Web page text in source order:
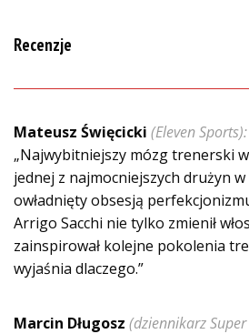
Recenzje
Mateusz Święcicki(Eleven Sports):
„Najwybitniejszy mózg trenerski
jednej z najmocniejszych drużyn
owładnięty obsesją
Arrigo Sacchi nie tylko zmienił
zainspirował kolejne pokolenia
wyjaśnia dlaczego.”
Marcin Długosz(dziennikarz Super